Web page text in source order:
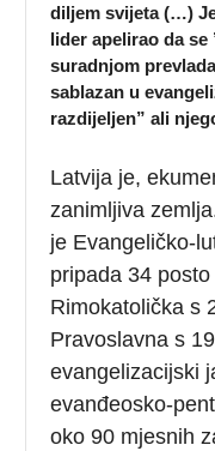
diljem svijeta (…)
lider apelirao da
suradnjom
sablazan u
razdijeljen” ali
Latvija je,
zanimljiva
je Evangeličko-
pripada 34
Rimokatolička s
Pravoslavna s
evangelizacijski
evanđeosko-
oko 90 mjesnih